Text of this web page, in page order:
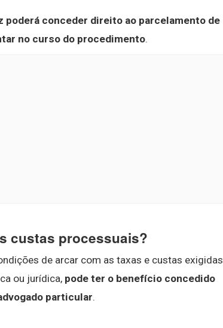
Mute
poderá conceder direito ao parcelamento de
no curso do procedimento.
custas processuais?
de arcar com as taxas e custas exigidas
ou jurídica, pode ter o benefício concedido
particular.